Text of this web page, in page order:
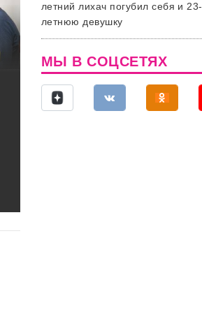
летний лихач погубил себя и 23-
летнюю девушку
МЫ В СОЦСЕТЯХ